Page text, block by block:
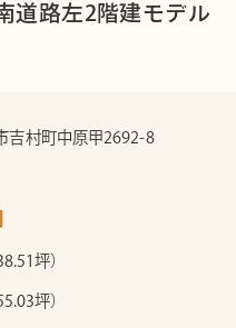
道路左2階建モデル
吉村町中原甲2692-8
坪）
坪）